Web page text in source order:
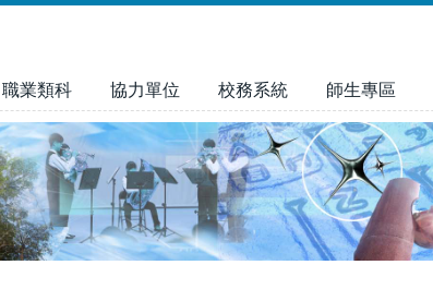
職業類科 協力單位 校務系統 師生專區